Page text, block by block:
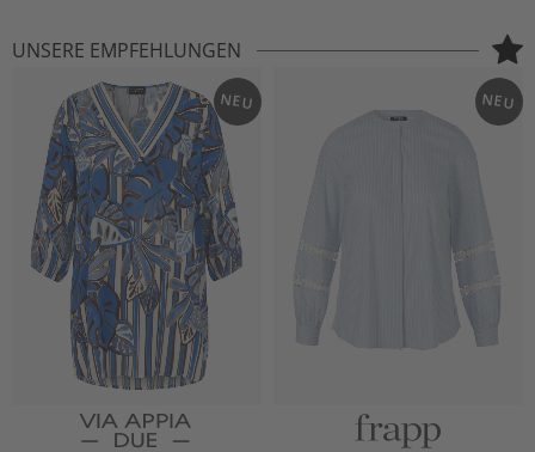
UNSERE EMPFEHLUNGEN
NEU NEU